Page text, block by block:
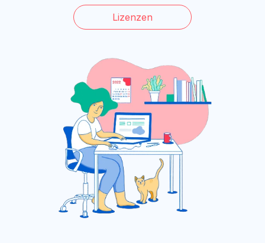
Lizenzen